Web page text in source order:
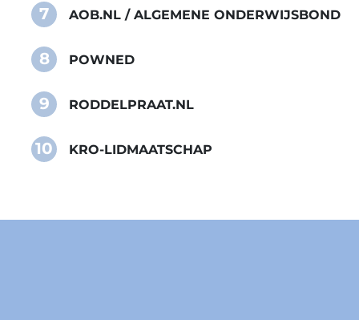
7 AOB.NL / ALGEMENE ONDERWIJSBOND
8 POWNED
9 RODDELPRAAT.NL
10 KRO-LIDMAATSCHAP